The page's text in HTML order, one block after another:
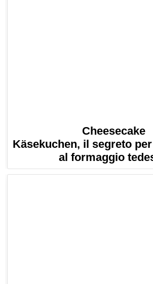
Cheesecake
Käsekuchen, il segreto
al formaggio